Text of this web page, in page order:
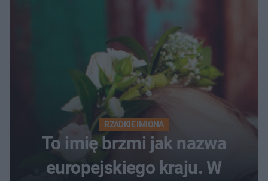
RZADKIE IMIONA
To imię brzmi jak nazwa
europejskiego kraju. W